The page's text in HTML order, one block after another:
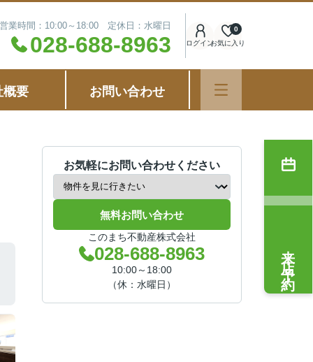
営業時間：10:00～18:00 定休日：水曜日
028-688-8963 ログインお気に入り
0
概要 お問い合わせ
お気軽にお問い合わせください
無料お問い合わせ
このまち不動産株式会社
028-688-8963
10:00～18:00
（休：水曜日）
来店予約